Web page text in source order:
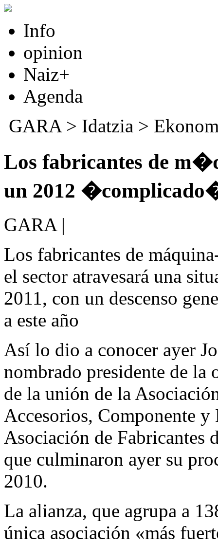
Info
opinion
Naiz+
Agenda
GARA> Idatzia >
Los fabricantes de
un 2012
GARA |
Los fabricantes de
el sector atravesará una
2011, con un descenso
a este año
Así lo dio a conocer ayer
nombrado presidente de la
de la unión de la
Accesorios, Componente
Asociación de Fabricantes
que culminaron ayer su
2010.
La alianza, que agrupa a
única asociación «más